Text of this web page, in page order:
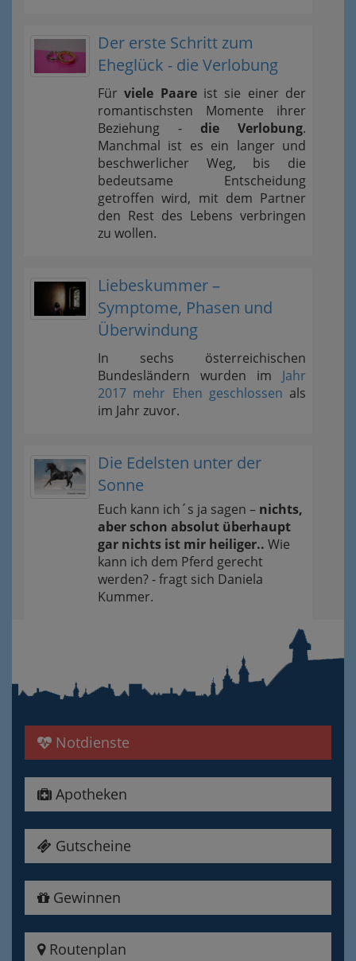
Der erste Schritt zum
Eheglück - die Verlobung
Fürviele Paareist sie einer der
romantischsten Momente ihrer
Beziehung - die Verlobung.
Manchmal ist es ein langer und
beschwerlicher Weg, bis die
bedeutsame Entscheidung
getroffen wird, mit dem Partner
den Rest des Lebens verbringen
zu wollen.
Liebeskummer –
Symptome, Phasen und
Überwindung
In sechs österreichischen
Bundesländern wurden im Jahr
2017 mehr Ehen geschlossen als
im Jahr zuvor.
Die Edelsten unter der
Sonne
Euch kann ich´s ja sagen – nichts,
aber schon absolut überhaupt
gar nichts ist mir heiliger.. Wie
kann ich dem Pferd gerecht
werden? - fragt sich Daniela
Kummer.
Notdienste
Apotheken
Gutscheine
Gewinnen
Routenplan